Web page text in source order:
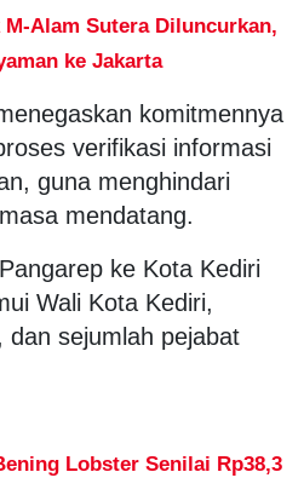
Alam Sutera Diluncurkan,
ke Jakarta
komitmennya
verifikasi informasi
guna menghindari
mendatang.
ke Kota Kediri
Wali Kota Kediri,
dan sejumlah pejabat
Lobster Senilai Rp38,3